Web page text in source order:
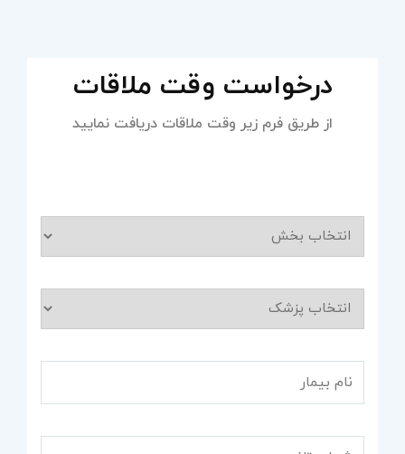
درخواست وقت ملاقات
از طریق فرم زیر وقت ملاقات دریافت نمایید